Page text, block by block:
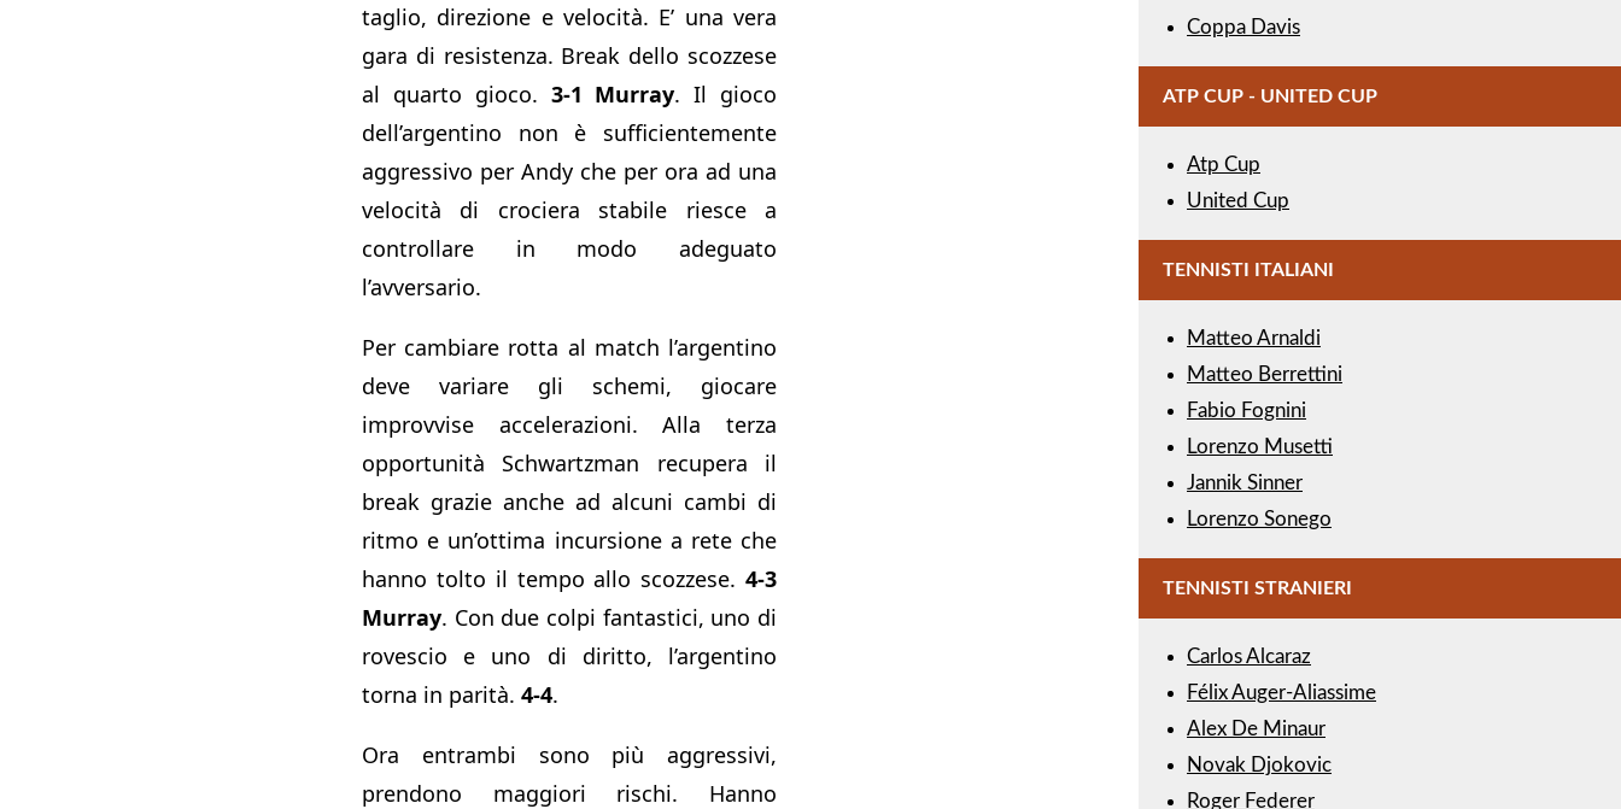
taglio, direzione e velocità. E’ una vera
gara di resistenza. Break dello scozzese
al quarto gioco. 3-1 Murray. Il gioco
dell’argentino non è sufficientemente
aggressivo per Andy che per ora ad una
velocità di crociera stabile riesce a
controllare in modo adeguato
l’avversario.
Per cambiare rotta al match l’argentino
deve variare gli schemi, giocare
improvvise accelerazioni. Alla terza
opportunità Schwartzman recupera il
break grazie anche ad alcuni cambi di
ritmo e un’ottima incursione a rete che
hanno tolto il tempo allo scozzese. 4-3
Murray. Con due colpi fantastici, uno di
rovescio e uno di diritto, l’argentino
torna in parità. 4-4.
Ora entrambi sono più aggressivi,
prendono maggiori rischi. Hanno
Coppa Davis
ATP CUP - UNITED CUP
Atp Cup
United Cup
TENNISTI ITALIANI
Matteo Arnaldi
Matteo Berrettini
Fabio Fognini
Lorenzo Musetti
Jannik Sinner
Lorenzo Sonego
TENNISTI STRANIERI
Carlos Alcaraz
Félix Auger-Aliassime
Alex De Minaur
Novak Djokovic
Roger Federer